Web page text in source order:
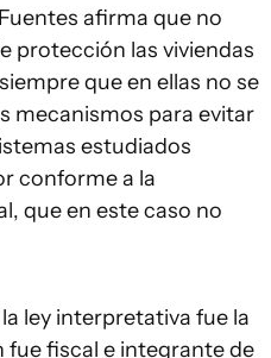
afirma que no
protección las viviendas
que en ellas no se
mecanismos para evitar
estudiados
conforme a la
que en este caso no
ley interpretativa fue la
fue fiscal e integrante de